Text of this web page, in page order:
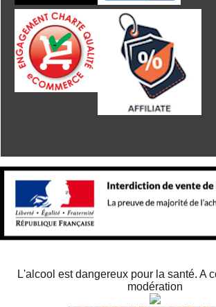
L'alcool est dangereux pour la santé. A
modération